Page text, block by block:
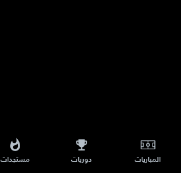
المباريات دوريات مستجدات